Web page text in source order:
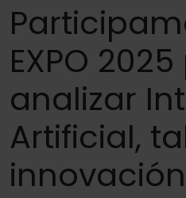
EXPO
analizar
Artificial,
innovación